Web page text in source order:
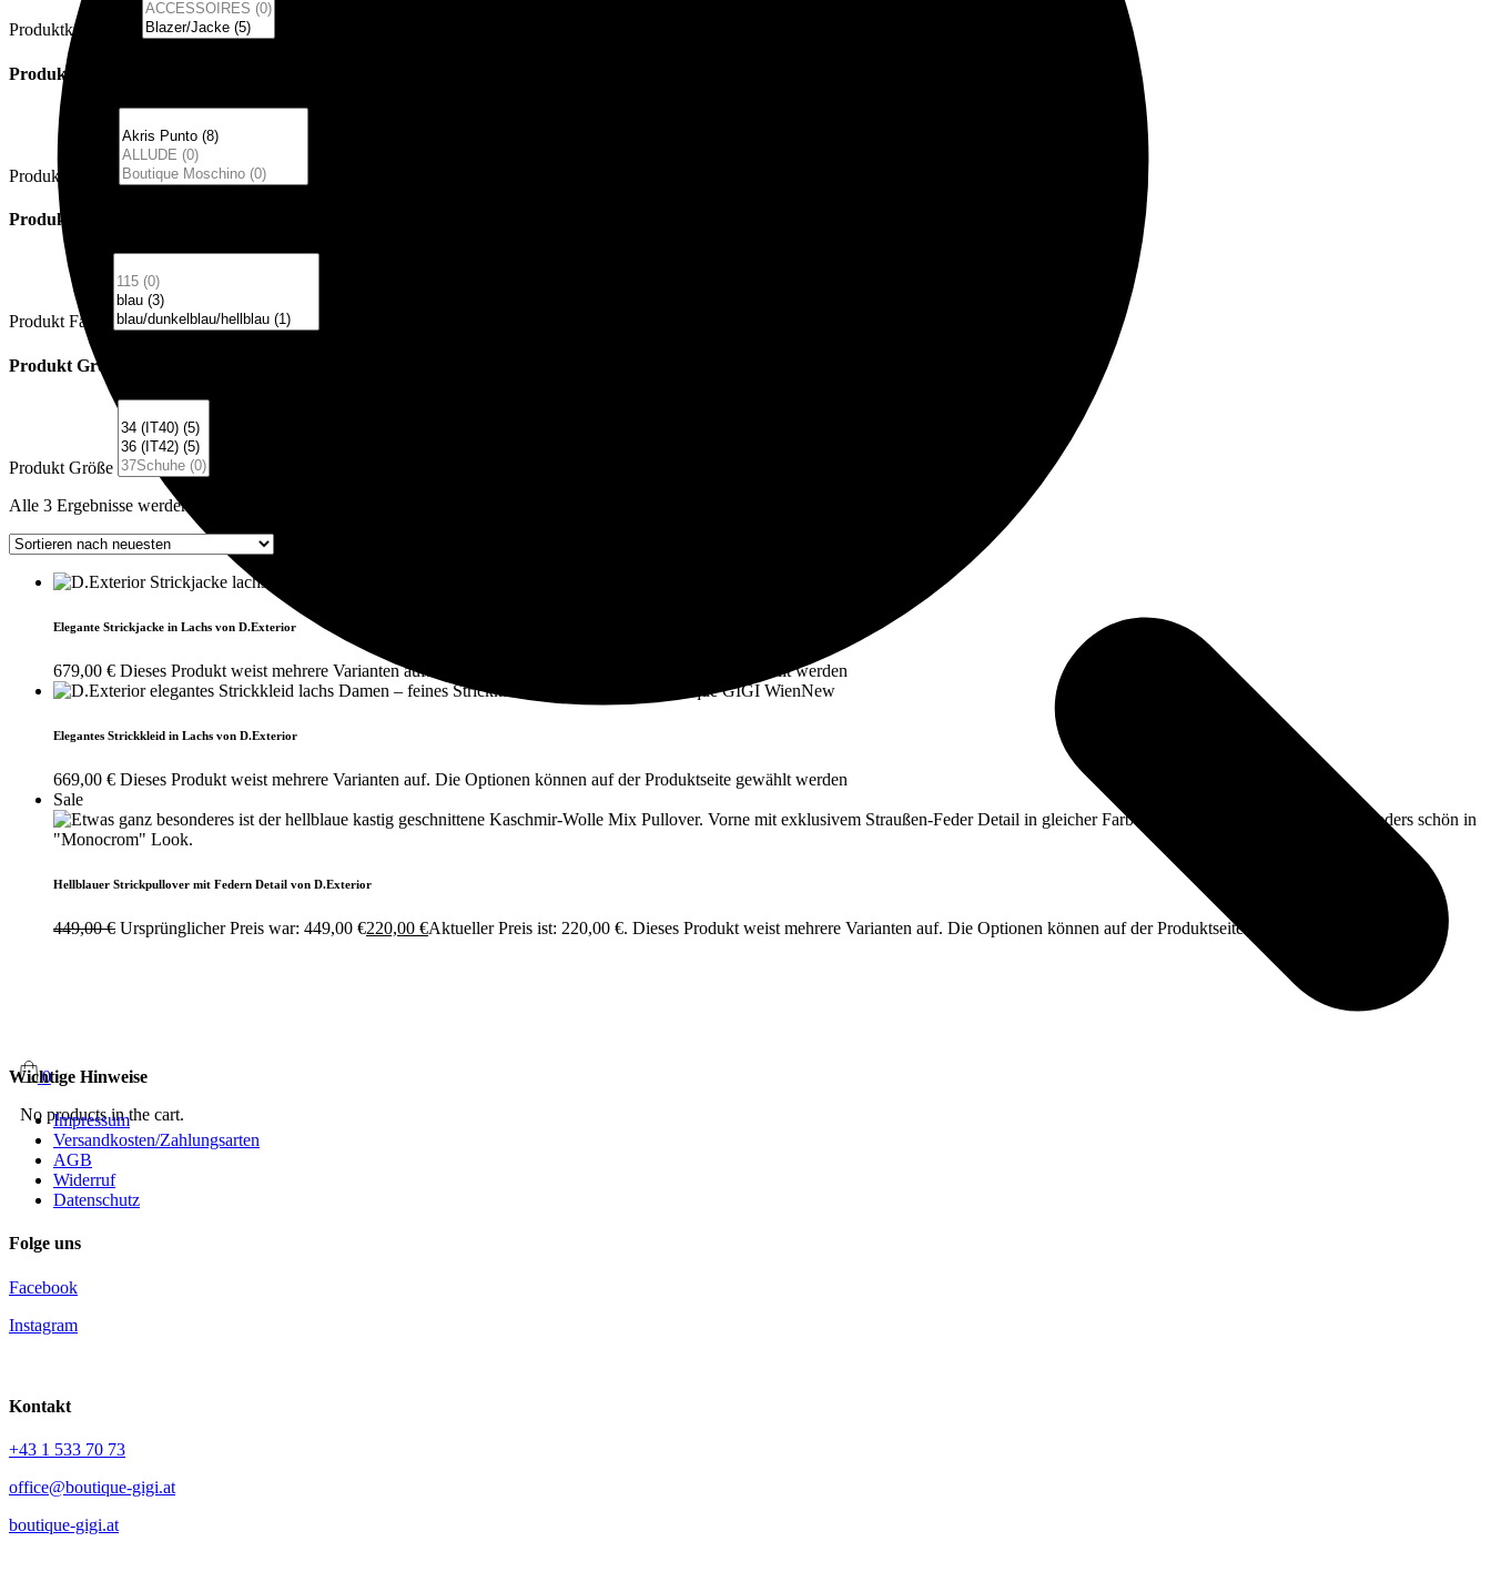
0
No products in the cart.
Produktkategorien
Produkt Marke
Produkt Marke
Produkt Farbe
Produkt Farbe
Produkt Größe
Produkt Größe
Alle 3 Ergebnisse werden angezeigt
Elegante Strickjacke in Lachs von D.Exterior
679,00 € Dieses Produkt weist mehrere Varianten auf. Die Optionen können auf der Produktseite gewählt werden
New
Elegantes Strickkleid in Lachs von D.Exterior
669,00 € Dieses Produkt weist mehrere Varianten auf. Die Optionen können auf der Produktseite gewählt werden
Sale
Hellblauer Strickpullover mit Federn Detail von D.Exterior
449,00€ Ursprünglicher Preis war: 449,00 €220,00 €Aktueller Preis ist: 220,00 €. Dieses Produkt weist mehrere Varianten auf. Die Optionen können auf der Produktseite gewählt werden
Wichtige Hinweise
Impressum
Versandkosten/Zahlungsarten
AGB
Widerruf
Datenschutz
Folge uns
Facebook
Instagram
Kontakt
+43 1 533 70 73
office@boutique-gigi.at
boutique-gigi.at